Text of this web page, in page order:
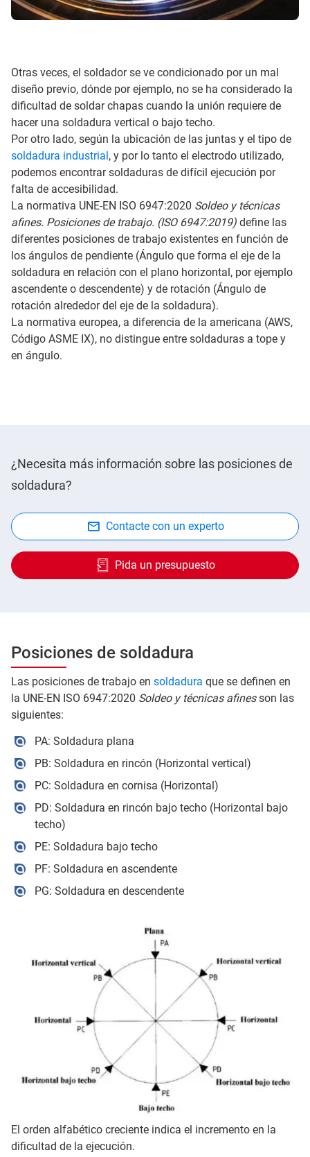
Otras veces, el soldador se ve condicionado por un mal
diseño previo, dónde por ejemplo, no se ha considerado la
dificultad de soldar chapas cuando la unión requiere de
hacer una soldadura vertical o bajo techo.
Por otro lado, según la ubicación de las juntas y el tipo de
soldadura industrial, y por lo tanto el electrodo utilizado,
podemos encontrar soldaduras de difícil ejecución por
falta de accesibilidad.
La normativa UNE-EN ISO 6947:2020 Soldeo y técnicas
afines. Posiciones de trabajo. (ISO 6947:2019) define las
diferentes posiciones de trabajo existentes en función de
los ángulos de pendiente (Ángulo que forma el eje de la
soldadura en relación con el plano horizontal, por ejemplo
ascendente o descendente) y de rotación (Ángulo de
rotación alrededor del eje de la soldadura).
La normativa europea, a diferencia de la americana (AWS,
Código ASME IX), no distingue entre soldaduras a tope y
en ángulo.
¿Necesita más información sobre las posiciones de
soldadura?
Contacte con un experto
Pida un presupuesto
Posiciones de soldadura
Las posiciones de trabajo en soldadura que se definen en
la UNE-EN ISO 6947:2020 Soldeo y técnicas afinesson las
siguientes:
PA: Soldadura plana
PB: Soldadura en rincón (Horizontal vertical)
PC: Soldadura en cornisa (Horizontal)
PD: Soldadura en rincón bajo techo (Horizontal bajo
techo)
PE: Soldadura bajo techo
PF: Soldadura en ascendente
PG: Soldadura en descendente
El orden alfabético creciente indica el incremento en la
dificultad de la ejecución.